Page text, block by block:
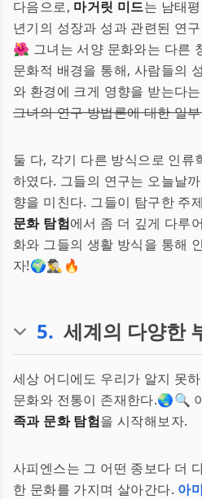
다음으로, 마거릿 미드는 남태
년기의 성장과 성과 관련된 연
🌺 그녀는 서양 문화와는 다른
문화적 배경을 통해, 사람들의
와 환경에 크게 영향을 받는다
그녀의 연구 방법론에 대한 일
둘 다, 각기 다른 방식으로 인류
하였다. 그들의 연구는 오늘날
향을 미친다. 그들이 탐구한 주
문화 탐험에서 좀 더 깊게 다루
화와 그들의 생활 방식을 통해
자!🌍🕵️‍♂️🔥
5. 세계의 다양한
세상 어디에도 우리가 알지 못
문화와 전통이 존재한다.🌏🔍
족과 문화 탐험을 시작해보자.
사피엔스는 그 어떤 종보다 더
한 문화를 가지며 살아간다. 아